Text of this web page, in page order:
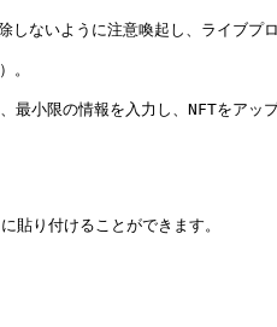
いように注意喚起し、ライブプロ
。
情報を入力し、NFTをアップ
貼り付けることができます。